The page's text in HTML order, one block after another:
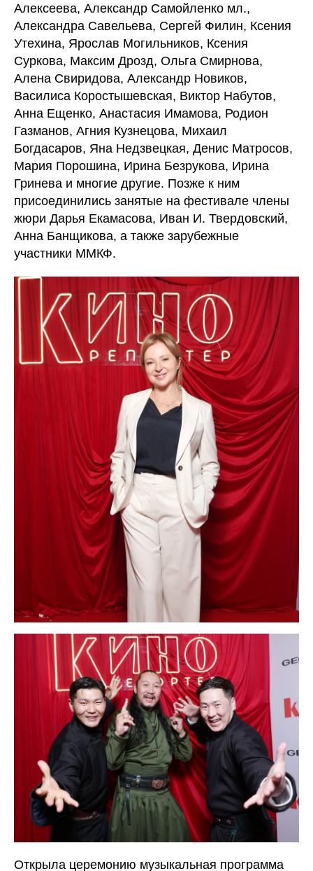
Алексеева, Александр Самойленко мл.,
Александра Савельева, Сергей Филин, Ксения
Утехина, Ярослав Могильников, Ксения
Суркова, Максим Дрозд, Ольга Смирнова,
Алена Свиридова, Александр Новиков,
Василиса Коростышевская, Виктор Набутов,
Анна Ещенко, Анастасия Имамова, Родион
Газманов, Агния Кузнецова, Михаил
Богдасаров, Яна Недзвецкая, Денис Матросов,
Мария Порошина, Ирина Безрукова, Ирина
Гринева и многие другие. Позже к ним
присоединились занятые на фестивале члены
жюри Дарья Екамасова, Иван И. Твердовский,
Анна Банщикова, а также зарубежные
участники ММКФ.
Открыла церемонию музыкальная программа